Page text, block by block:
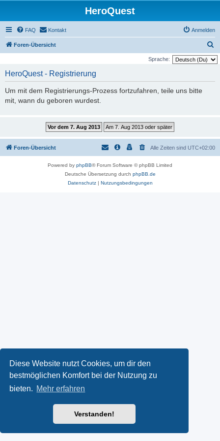
Diese Website nutzt Cookies, um dir den
bestmöglichen Komfort bei der Nutzung zu
bieten. Mehr erfahren
Verstanden!
HeroQuest
FAQ Kontakt Anmelden
Foren-Übersicht
u
Sprache:
HeroQuest - Registrierung
Um mit dem Registrierungs-Prozess fortzufahren, teile uns bitte
mit, wann du geboren wurdest.
Foren-Übersicht Alle Zeiten sind UTC+02:00
Powered by phpBB® Forum Software © phpBB Limited
Deutsche Übersetzung durch phpBB.de
Datenschutz| Nutzungsbedingungen